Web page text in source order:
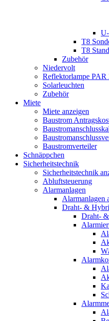
T8
T8
Zubehör
Niedervolt
Reflektorlampe PAR
Solarleuchten
Zubehör
Miete
Miete anzeigen
Baustrom
Baustromverteiler
Schnäppchen
Sicherheitstechnik
Sicherheitstechnik
Abluftsteuerung
Alarmanlagen
Alarmanlagen
Draht- &
Draht-